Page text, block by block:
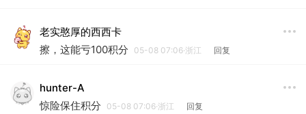
老实憨厚的西西卡
擦，这能亏100积分
05-08 07:06·浙江 回复
hunter-A
惊险保住积分
05-08 07:06·浙江 回复